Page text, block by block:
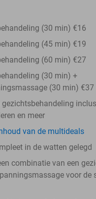
(30 min) €16
(45 min) €19
(60 min) €27
(30 min) +
(30 min) €37
gezichtsbehandeling
en meer
van de multideals
in de watten gelegd
combinatie van een
voor de